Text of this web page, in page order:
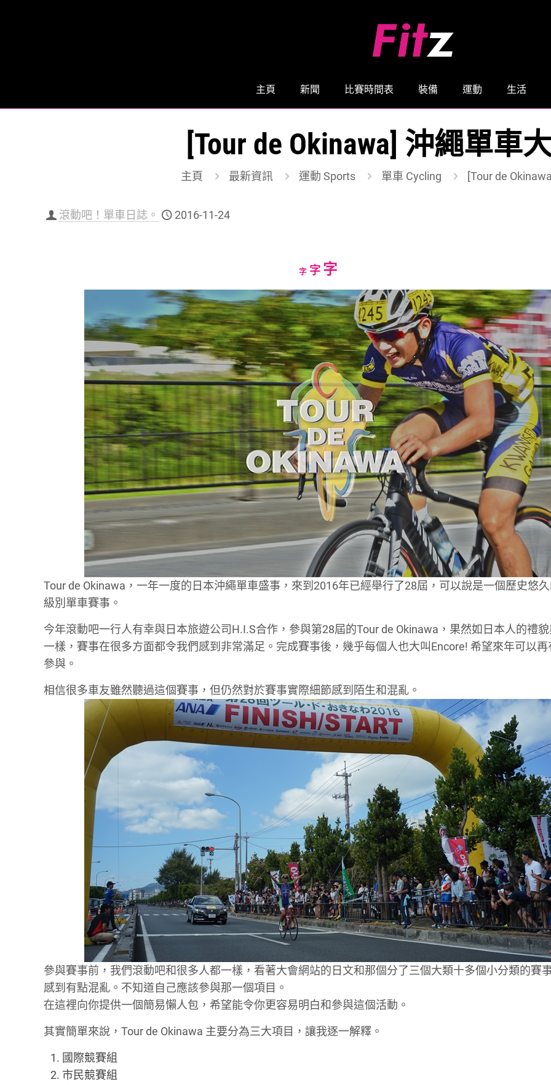
主頁 新聞 比賽時間表 裝備 運動 生活
[Tour de Okinawa] 沖繩單車
主頁 最新資訊 運動 Sports 單車 Cycling [Tour de
滾動吧！單車日誌。 2016-11-24
字Decrease
size.
字Reset
size.
字Increase
font
size.
Tour de Okinawa，一年一度的日本沖繩單車盛事，來到2016年已經舉行了28屆，可以說是一個歷史悠
級別單車賽事。
今年滾動吧一行人有幸與日本旅遊公司H.I.S合作，參與第28屆的Tour de Okinawa，果然如日本人的禮
一樣，賽事在很多方面都令我們感到非常滿足。完成賽事後，幾乎每個人也大叫Encore! 希望來年可以再
參與。
相信很多車友雖然聽過這個賽事，但仍然對於賽事實際細節感到陌生和混亂。
參與賽事前，我們滾動吧和很多人都一樣，看著大會網站的日文和那個分了三個大類十多個小分類的賽
感到有點混亂。不知道自己應該參與那一個項目。
在這裡向你提供一個簡易懶人包，希望能令你更容易明白和參與這個活動。
其實簡單來說，Tour de Okinawa 主要分為三大項目，讓我逐一解釋。
國際競賽組
市民競賽組